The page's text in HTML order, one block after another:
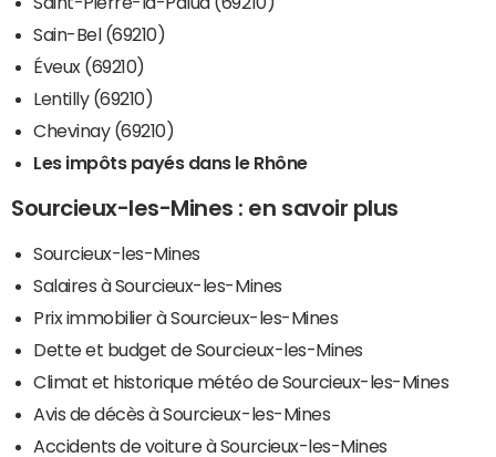
Sain-Bel (69210)
Éveux (69210)
Lentilly (69210)
Chevinay (69210)
Les impôts payés dans le Rhône
Sourcieux-les-Mines : en savoir plus
Sourcieux-les-Mines
Salaires à Sourcieux-les-Mines
Prix immobilier à Sourcieux-les-Mines
Dette et budget de Sourcieux-les-Mines
Climat et historique météo de Sourcieux-les-Mines
Avis de décès à Sourcieux-les-Mines
Accidents de voiture à Sourcieux-les-Mines